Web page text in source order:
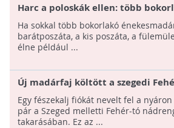
Harc a poloskák ellen: több
énekesmadár kellene
Ha sokkal több bokorlakó
barátposzáta, a kis poszáta, a
élne például ...
Új madárfaj költött a szegedi
Egy fészekalj fiókát nevelt fel a
pár a Szeged melletti Fehér-tó
takarásában. Ez az ...